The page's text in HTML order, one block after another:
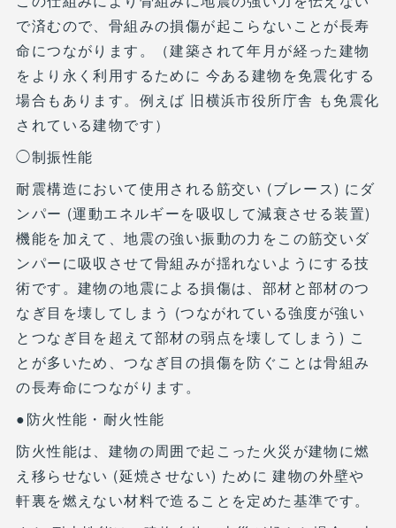
で済むので、骨組みの損傷が起こらないことが長寿
命につながります。（建築されて年月が経った建物
をより永く利用するために 今ある建物を免震化する
場合もあります。例えば 旧横浜市役所庁舎 も免震化
されている建物です）
◯制振性能
耐震構造において使用される筋交い (ブレース) にダ
ンパー (運動エネルギーを吸収して減衰させる装置)
機能を加えて、地震の強い振動の力をこの筋交いダ
ンパーに吸収させて骨組みが揺れないようにする技
術です。建物の地震による損傷は、部材と部材のつ
なぎ目を壊してしまう (つながれている強度が強い
とつなぎ目を超えて部材の弱点を壊してしまう) こ
とが多いため、つなぎ目の損傷を防ぐことは骨組み
の長寿命につながります。
●防火性能・耐火性能
防火性能は、建物の周囲で起こった火災が建物に燃
え移らせない (延焼させない) ために 建物の外壁や
軒裏を燃えない材料で造ることを定めた基準です。